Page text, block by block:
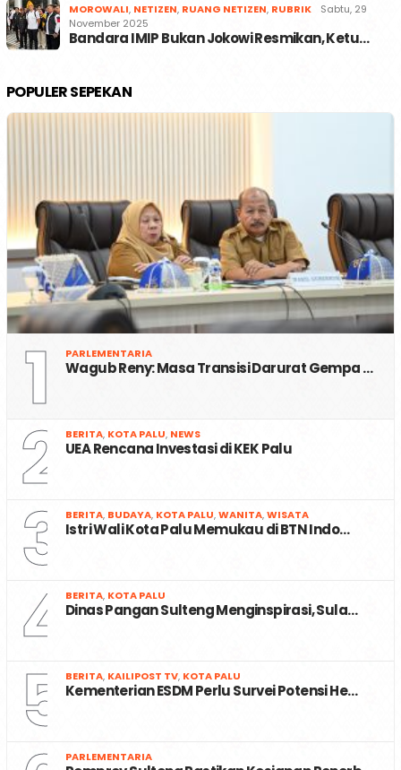
MOROWALI, NETIZEN, RUANG NETIZEN, RUBRIK
Sabtu, 29
November 2025
Bandara IMIP Bukan Jokowi Resmikan, Ketu…
POPULER SEPEKAN
1 PARLEMENTARIA
Wagub Reny: Masa Transisi Darurat Gempa …
2 BERITA, KOTA PALU, NEWS
UEA Rencana Investasi di KEK Palu
3 BERITA, BUDAYA, KOTA PALU,WANITA,WISATA
Istri Wali Kota Palu Memukau di BTN Indo…
4 BERITA, KOTA PALU
Dinas Pangan Sulteng Menginspirasi, Sula…
5 BERITA, KAILIPOST TV, KOTA PALU
Kementerian ESDM Perlu Survei Potensi He…
PARLEMENTARIA